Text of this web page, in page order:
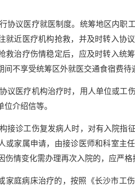
协议医疗就医制度。统筹地区内职
就近医疗机构抢救，并及时转入协
救治疗伤情稳定后，应及时转入统
不享受统筹区外就医交通食宿费待
议医疗机构治疗时，用人单位或工
介绍信等。
接诊工伤复发病人时，对有入院指
或家属申请，由接诊医师和科室主
伤情变化需办理再次入院的，应严格
家庭病床治疗的，按照《长沙市工